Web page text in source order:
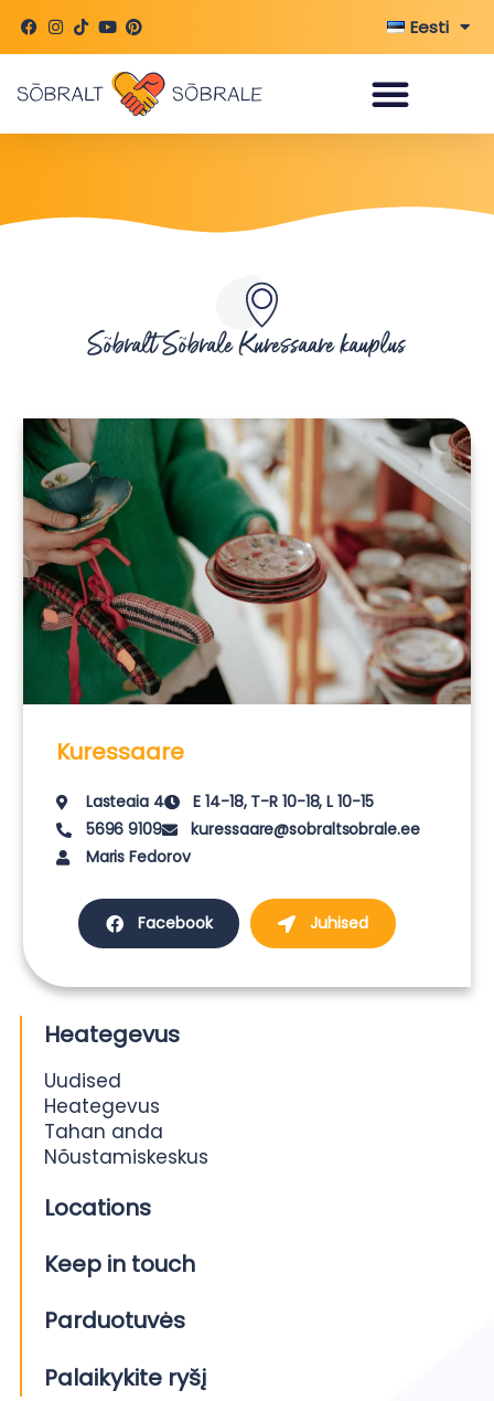
content
Eesti
Sõbralt Sõbrale Kuressaare kauplus
Kuressaare
Lasteaia 4
E 14-18, T-R 10-18, L 10-15
5696 9109
kuressaare@sobraltsobrale.ee
Maris Fedorov
Facebook Juhised
Heategevus
Uudised
Heategevus
Tahan anda
Nõustamiskeskus
Locations
Keep in touch
Parduotuvės
Palaikykite ryšį